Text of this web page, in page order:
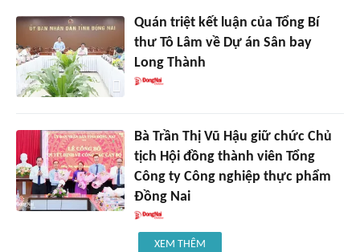
Quán triệt kết luận của Tổng Bí
thư Tô Lâm về Dự án Sân bay
Long Thành
Bà Trần Thị Vũ Hậu giữ chức Chủ
tịch Hội đồng thành viên Tổng
Công ty Công nghiệp thực phẩm
Đồng Nai
XEM THÊM